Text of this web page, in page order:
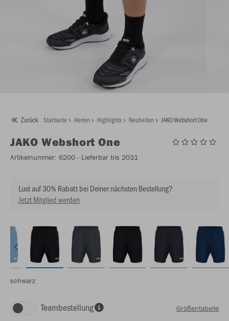
Zurück Startseite Herren Highlights Neuheiten JAKO Webshort One
JAKO Webshort One
Artikelnummer: 6200 - Lieferbar bis 2031
Lust auf 30% Rabatt bei Deiner nächsten Bestellung?
Jetzt Mitglied werden
schwarz
Teambestellung Größentabelle